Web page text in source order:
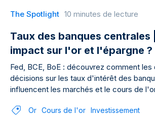
The Spotlight 10 minutes de lecture
Taux des banques centrales
impact sur l'or et l'épargne ?
Fed, BCE, BoE : découvrez comment les
décisions sur les taux d'intérêt des
influencent les marchés et le cours de
Or Cours de l'or Investissement